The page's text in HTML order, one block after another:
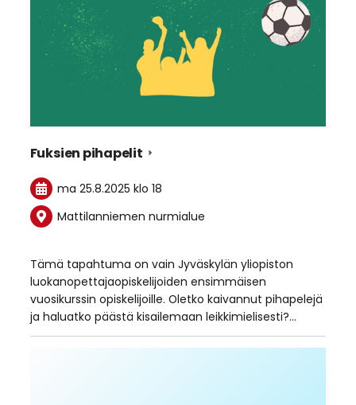
Fuksien pihapelit
ma 25.8.2025klo 18
Mattilanniemen nurmialue
Tämä tapahtuma on vain Jyväskylän yliopiston
luokanopettajaopiskelijoiden ensimmäisen
vuosikurssin opiskelijoille. Oletko kaivannut pihapelejä
ja haluatko päästä kisailemaan leikkimielisesti?…